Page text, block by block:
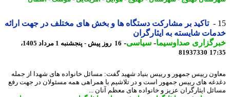
تاکید بر مشارکت دستگاه ها و بخش های مختلف در جهت ارائه
شایسته به ایثارگران
صداوسیما-سیاسی-
16 روز پیش - پنجشنبه 1 مرداد 1405،
81937330
رییس جمهور و رییس بنیاد شهید گفت: مسائل خانواده های شهدا از جمله
های رییس جمهور است و در تلاشیم با همراهی همه مسئولان در جهت رفع
ایثارگران عزیز و خانواده های معظم آنان ...